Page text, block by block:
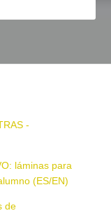
-
láminas para
(ES/EN)
de